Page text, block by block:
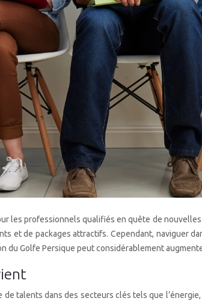
les professionnels qualifiés en quête de
et de packages attractifs. Cependant, naviguer
du Golfe Persique peut considérablement
talents dans des secteurs clés tels que